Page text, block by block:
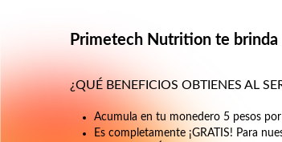
Primetech Nutrition te brinda
¿QUÉ BENEFICIOS OBTIENES AL
Acumula en tu monedero 5 pesos
Es completamente ¡GRATIS! Para